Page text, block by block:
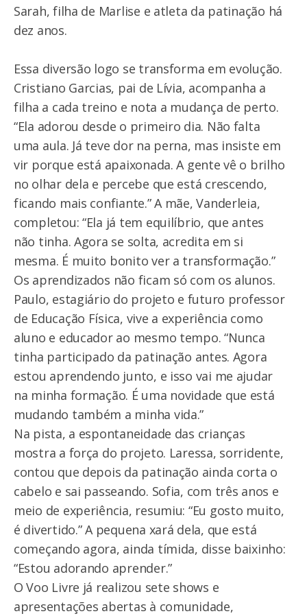
Sarah, filha de Marlise e atleta da patinação há
dez anos.
Essa diversão logo se transforma em evolução.
Cristiano Garcias, pai de Lívia, acompanha a
filha a cada treino e nota a mudança de perto.
“Ela adorou desde o primeiro dia. Não falta
uma aula. Já teve dor na perna, mas insiste em
vir porque está apaixonada. A gente vê o brilho
no olhar dela e percebe que está crescendo,
ficando mais confiante.” A mãe, Vanderleia,
completou: “Ela já tem equilíbrio, que antes
não tinha. Agora se solta, acredita em si
mesma. É muito bonito ver a transformação.”
Os aprendizados não ficam só com os alunos.
Paulo, estagiário do projeto e futuro professor
de Educação Física, vive a experiência como
aluno e educador ao mesmo tempo. “Nunca
tinha participado da patinação antes. Agora
estou aprendendo junto, e isso vai me ajudar
na minha formação. É uma novidade que está
mudando também a minha vida.”
Na pista, a espontaneidade das crianças
mostra a força do projeto. Laressa, sorridente,
contou que depois da patinação ainda corta o
cabelo e sai passeando. Sofia, com três anos e
meio de experiência, resumiu: “Eu gosto muito,
é divertido.” A pequena xará dela, que está
começando agora, ainda tímida, disse baixinho:
“Estou adorando aprender.”
O Voo Livre já realizou sete shows e
apresentações abertas à comunidade,